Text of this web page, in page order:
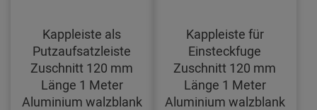
Kappleiste als
Putzaufsatzleiste
Zuschnitt 120 mm
Länge 1 Meter
Aluminium walzblank
Kappleiste für
Einsteckfuge
Zuschnitt 120 mm
Länge 1 Meter
Aluminium walzblank